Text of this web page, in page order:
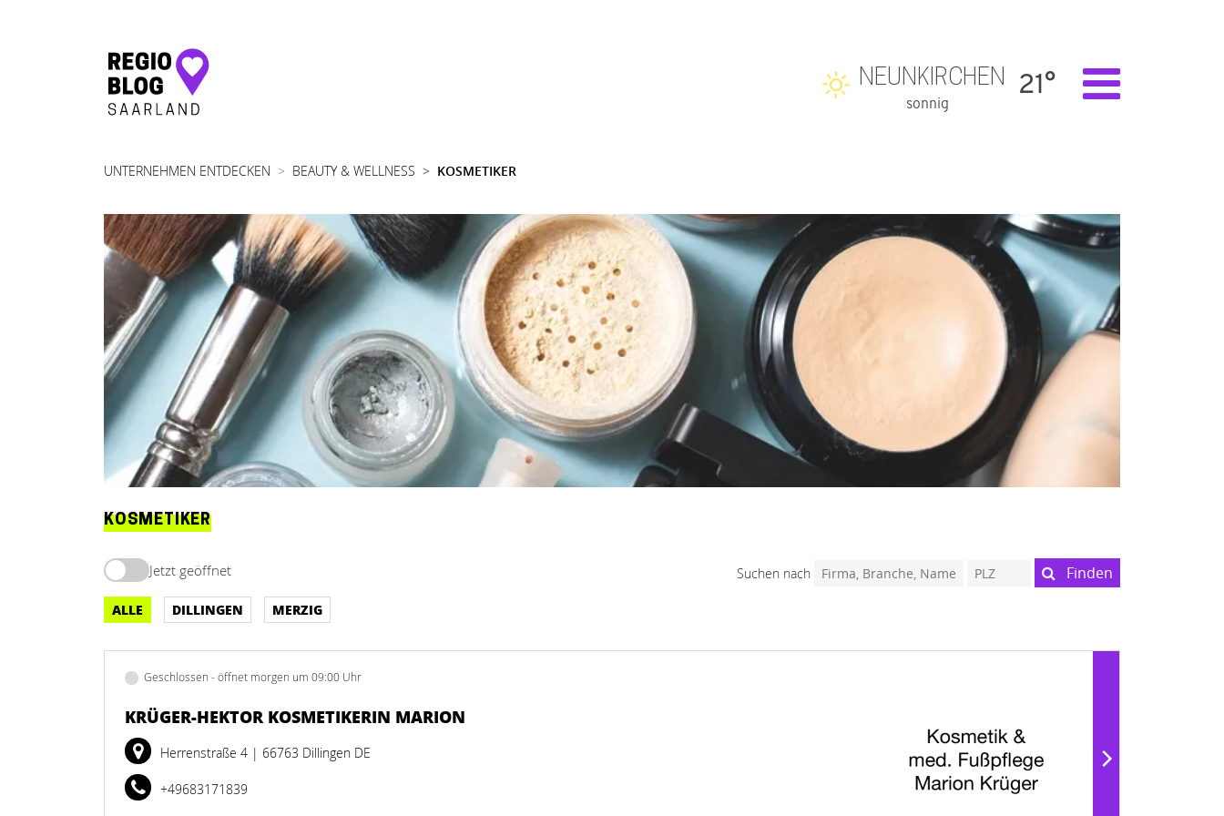
Hauptnavigation
NEUNKIRCHEN
sonnig
21°
UNTERNEHMEN ENTDECKEN BEAUTY & WELLNESS KOSMETIKER
KOSMETIKER
Jetzt geöffnet Suchen nach Finden
ALLE DILLINGEN MERZIG
Geschlossen - öffnet morgen um 09:00 Uhr
KRÜGER-HEKTOR KOSMETIKERIN MARION
Herrenstraße 4 | 66763 Dillingen DE
+49683171839